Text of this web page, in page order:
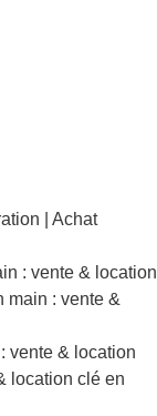
| Achat
: vente & location
main : vente &
vente & location
location clé en